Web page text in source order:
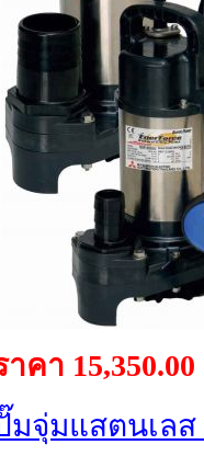
าคา
มจุ่มแสตนเลส